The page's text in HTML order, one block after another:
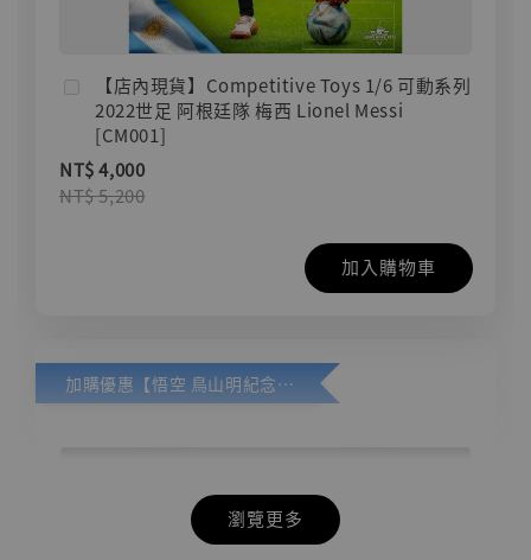
【店內現貨】Competitive Toys 1/6 可動系列
2022世足 阿根廷隊 梅西 Lionel Messi
[CM001]
NT$ 4,000
NT$ 5,200
加入購物車
加購優惠【悟空 鳥山明紀念款 [奇蹟工作室]】
瀏覽更多